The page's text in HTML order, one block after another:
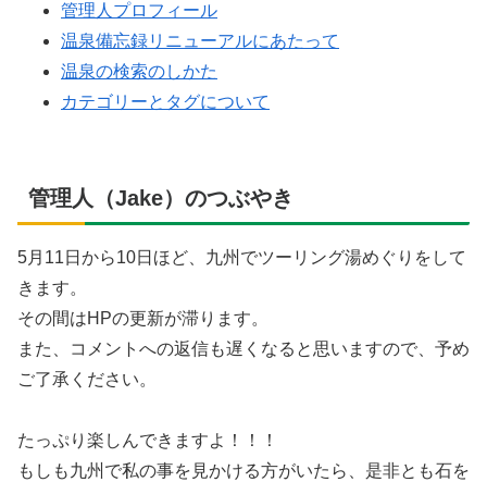
管理人プロフィール
温泉備忘録リニューアルにあたって
温泉の検索のしかた
カテゴリーとタグについて
管理人（Jake）のつぶやき
5月11日から10日ほど、九州でツーリング湯めぐりをして
きます。
その間はHPの更新が滞ります。
また、コメントへの返信も遅くなると思いますので、予め
ご了承ください。
たっぷり楽しんできますよ！！！
もしも九州で私の事を見かける方がいたら、是非とも石を